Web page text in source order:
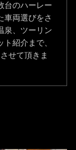
台のハーレー
車両選びをさ
泉、ツーリン
紹介まで、
せて頂きま